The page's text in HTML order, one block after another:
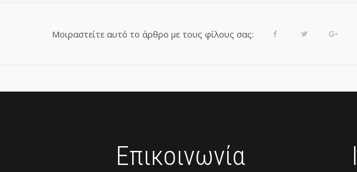
Μοιραστείτε αυτό το άρθρο με τους φίλους σας: FacebookTwitter
Επικοινωνία